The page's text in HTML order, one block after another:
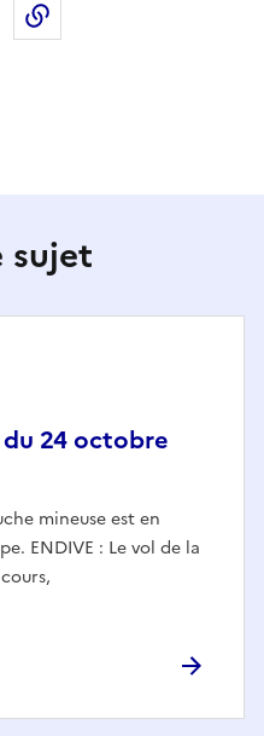
Twitter)
sur LinkedIn
Partager par email
sujet
du 24 octobre
mineuse est en
ENDIVE : Le vol de la